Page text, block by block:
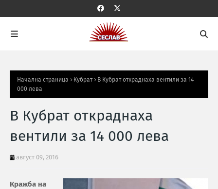
Начална страница Кубрат
В Кубрат откраднаха вентили за 14
000 лева
В Кубрат откраднаха
вентили за 14 000 лева
август 09, 2016
Кражба на